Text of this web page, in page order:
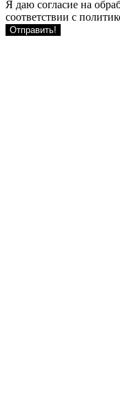
Я даю согласие на
соответствии с
Отправить!